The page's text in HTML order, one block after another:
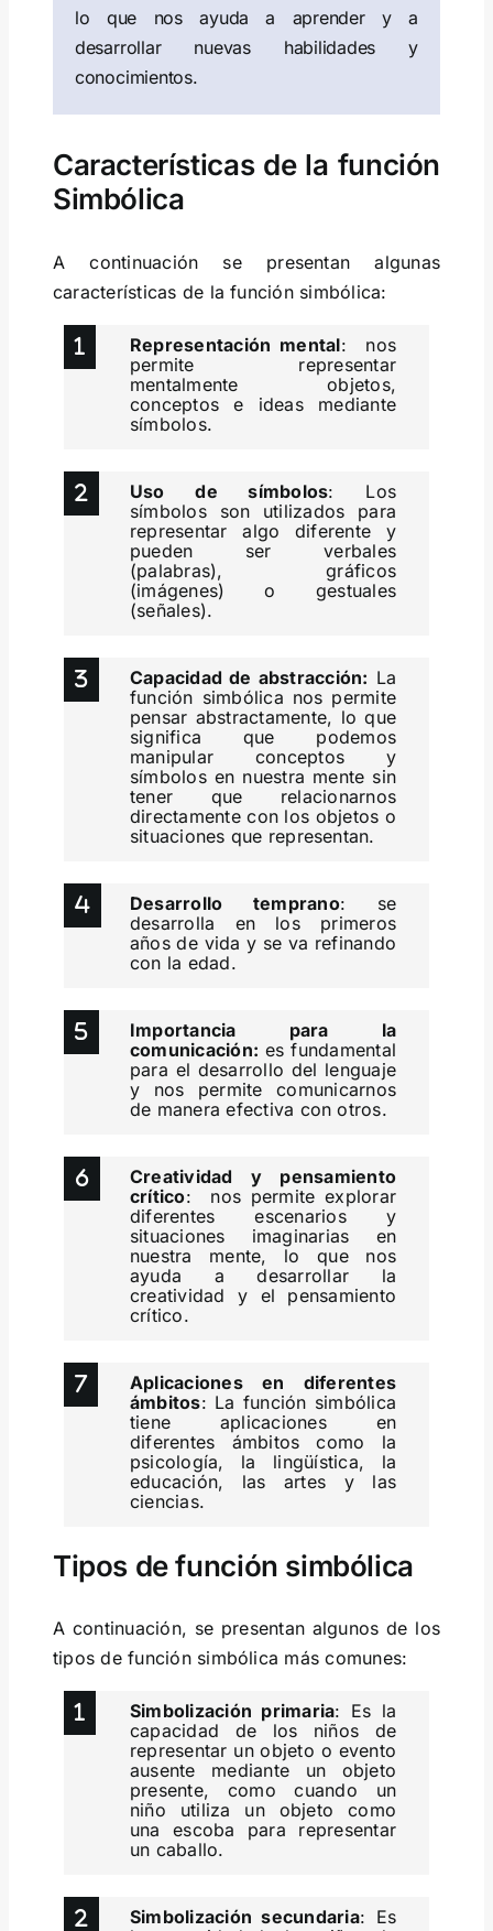
lo que nos ayuda a aprender y a
desarrollar nuevas habilidades y
conocimientos.
Características de la función
Simbólica
A continuación se presentan algunas
características de la función simbólica:
Representación mental: nos
permite representar
mentalmente objetos,
conceptos e ideas mediante
símbolos.
Uso de símbolos: Los
símbolos son utilizados para
representar algo diferente y
pueden ser verbales
(palabras), gráficos
(imágenes) o gestuales
(señales).
Capacidad de abstracción: La
función simbólica nos permite
pensar abstractamente, lo que
significa que podemos
manipular conceptos y
símbolos en nuestra mente sin
tener que relacionarnos
directamente con los objetos o
situaciones que representan.
Desarrollo temprano: se
desarrolla en los primeros
años de vida y se va refinando
con la edad.
Importancia para la
comunicación: es fundamental
para el desarrollo del lenguaje
y nos permite comunicarnos
de manera efectiva con otros.
Creatividad y pensamiento
crítico: nos permite explorar
diferentes escenarios y
situaciones imaginarias en
nuestra mente, lo que nos
ayuda a desarrollar la
creatividad y el pensamiento
crítico.
Aplicaciones en diferentes
ámbitos: La función simbólica
tiene aplicaciones en
diferentes ámbitos como la
psicología, la lingüística, la
educación, las artes y las
ciencias.
Tipos de función simbólica
A continuación, se presentan algunos de los
tipos de función simbólica más comunes:
Simbolización primaria: Es la
capacidad de los niños de
representar un objeto o evento
ausente mediante un objeto
presente, como cuando un
niño utiliza un objeto como
una escoba para representar
un caballo.
Simbolización secundaria: Es